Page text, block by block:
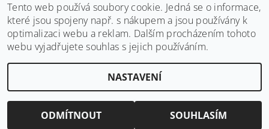
2026 ©Japa Foods s.r.o. , všechna práva vyhrazenaUpravit nastavení cookies
Vytvořil Shoptet
Tento web používá soubory cookie. Jedná se o informace,
které jsou spojeny např. s nákupem a jsou používány k
optimalizaci webu a reklam. Dalším procházením tohoto
webu vyjadřujete souhlas s jejich používáním.
NASTAVENÍ
ODMÍTNOUT SOUHLASÍM